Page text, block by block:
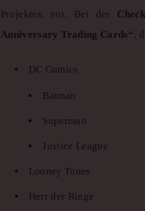
Projekten vor. Bei der
Anniversary Trading Cards“,
DC Comics
Batman
Superman
Justice League
Looney Tunes
Herr der Ringe